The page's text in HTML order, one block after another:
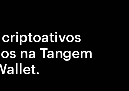
na Tangem